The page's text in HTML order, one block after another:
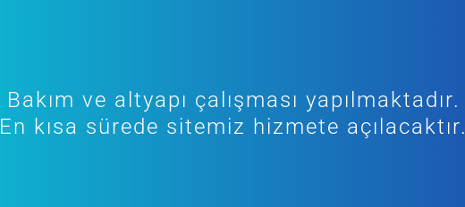
Bakım ve altyapı çalışması yapılmaktadır.
En kısa sürede sitemiz hizmete açılacaktır.